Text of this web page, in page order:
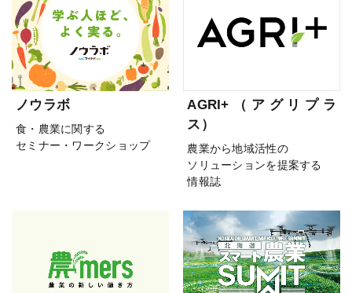
ノウラボ
食・農業に関する
セミナー・ワークショップ
AGRI+（アグリプラ
ス）
農業から地域活性の
ソリューションを提案する
情報誌